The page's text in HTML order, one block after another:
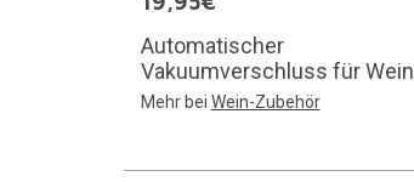
Automatischer
Vakuumverschluss für Wein
Mehr bei Wein-Zubehör